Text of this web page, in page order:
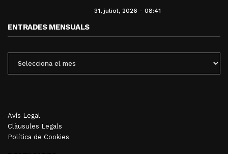
31, juliol, 2026 - 08:41
ENTRADES MENSUALS
MENSUALS
Avís Legal
Clàusules Legals
Política de Cookies